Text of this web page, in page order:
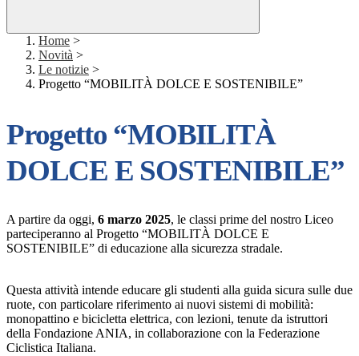
Home >
Novità >
Le notizie >
Progetto “MOBILITÀ DOLCE E SOSTENIBILE”
Progetto “MOBILITÀ
DOLCE E SOSTENIBILE”
A partire da oggi, 6 marzo 2025, le classi prime del nostro Liceo
parteciperanno al Progetto “MOBILITÀ DOLCE E
SOSTENIBILE” di educazione alla sicurezza stradale.
Questa attività intende educare gli studenti alla guida sicura sulle due
ruote, con particolare riferimento ai nuovi sistemi di mobilità:
monopattino e bicicletta elettrica, con lezioni, tenute da istruttori
della Fondazione ANIA, in collaborazione con la Federazione
Ciclistica Italiana.